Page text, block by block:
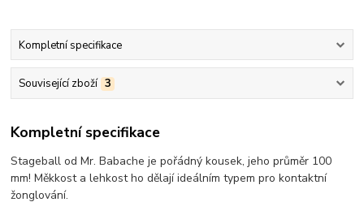
Kompletní specifikace
Související zboží 3
Kompletní specifikace
Stageball od Mr. Babache je pořádný kousek, jeho průměr 100
mm! Měkkost a lehkost ho dělají ideálním typem pro kontaktní
žonglování.